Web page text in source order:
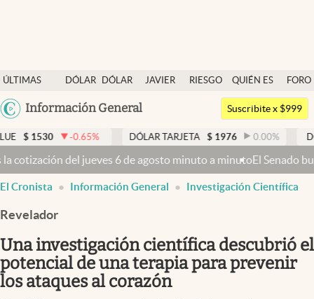
ÚLTIMAS
NOTICIAS
DÓLAR
DÓLAR
JAVIER
RIESGO
QUIÉN ES
QUIÉN
FORO
Argentina
México
Colombia
Información General
Dólar
Members
Economía y Política
Finanzas y Mercados
Mercados Online
Negocios
Columnistas
Otras secciones
Apertura
Suscribite x $999
% DÓLAR TARJETA $ 1976 0.00% DÓLAR MEP
minuto a minutoEl Senado busca aprobar la Ley de
El Cronista Información General Investigación Científica
Revelador
Una investigación científica descubrió el
potencial de una terapia para prevenir
los ataques al corazón